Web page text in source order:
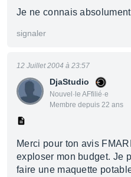
Je ne connais
signaler
DjaStudio
Nouvel·le AFfilié·e
Membre depuis 22 ans
12 Juillet 2004 à 23:57
Merci pour ton avis
exploser mon budget. Je
faire une maquette